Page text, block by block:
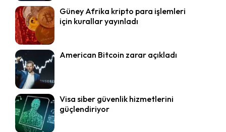
Güney Afrika kripto para işlemleri
için kurallar yayınladı
American Bitcoin zarar açıkladı
Visa siber güvenlik hizmetlerini
güçlendiriyor